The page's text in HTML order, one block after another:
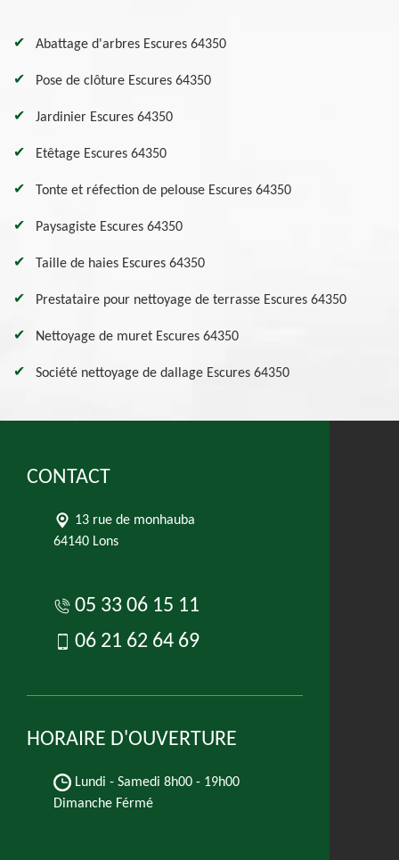
Abattage d'arbres Escures 64350
Pose de clôture Escures 64350
Jardinier Escures 64350
Etêtage Escures 64350
Tonte et réfection de pelouse Escures 64350
Paysagiste Escures 64350
Taille de haies Escures 64350
Prestataire pour nettoyage de terrasse Escures 64350
Nettoyage de muret Escures 64350
Société nettoyage de dallage Escures 64350
CONTACT
13 rue de monhauba
64140 Lons
05 33 06 15 11
06 21 62 64 69
HORAIRE D'OUVERTURE
Lundi - Samedi 8h00 - 19h00
Dimanche Férmé